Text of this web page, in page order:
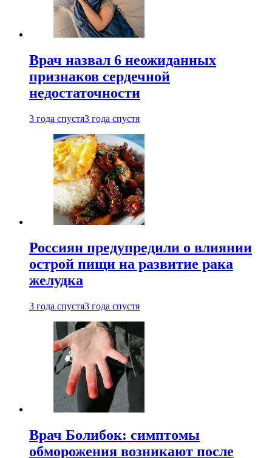
Врач назвал 6 неожиданных
признаков сердечной
недостаточности
3 года спустя3 года спустя
Россиян предупредили о влиянии
острой пищи на развитие рака
желудка
3 года спустя3 года спустя
Врач Болибок: симптомы
обморожения возникают после